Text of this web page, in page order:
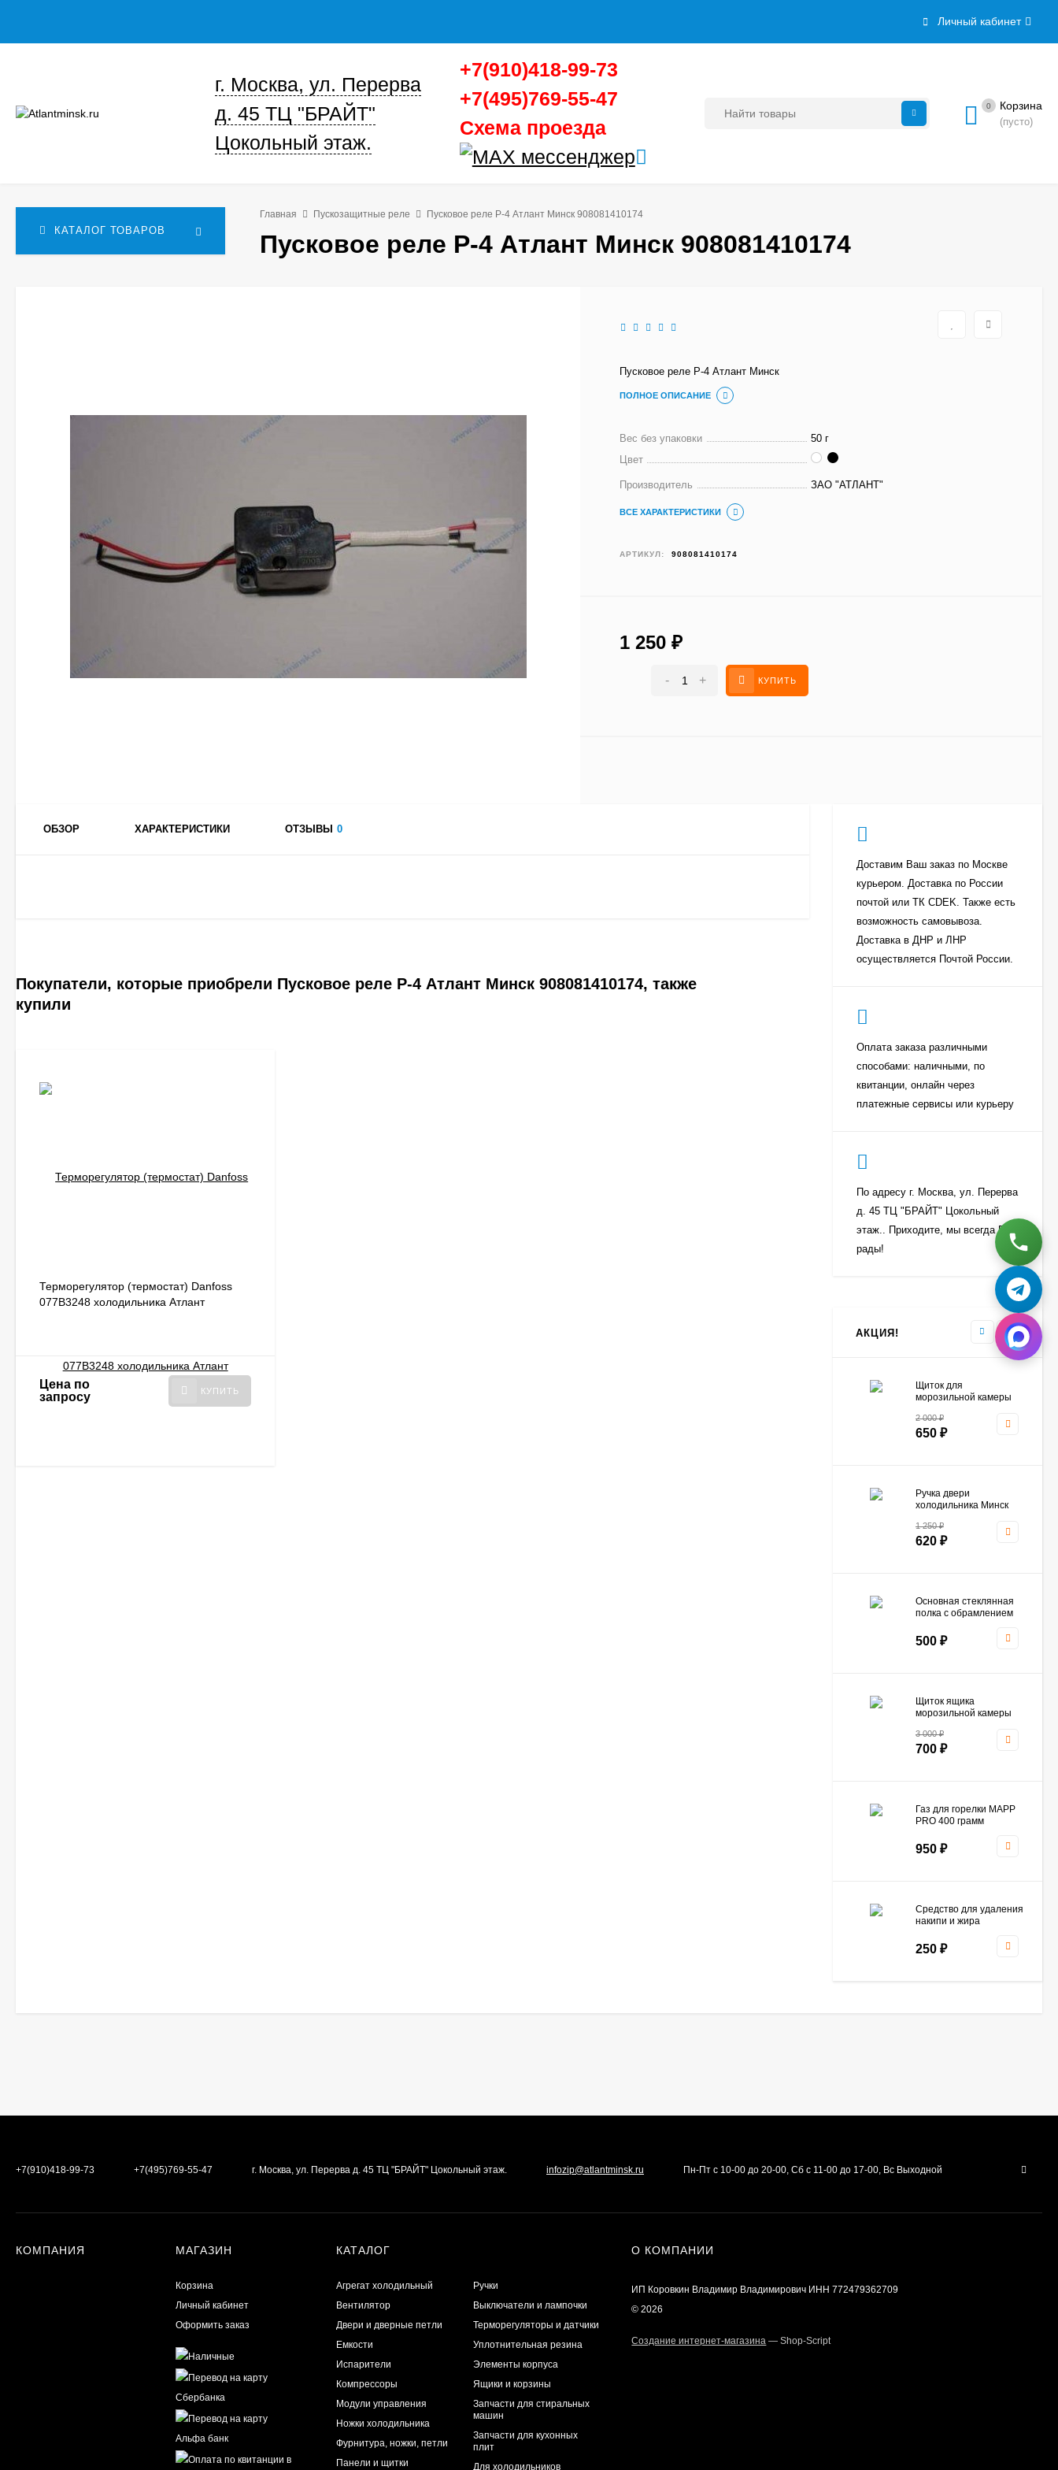
Личный кабинет
г. Москва, ул. Перерва
д. 45 ТЦ "БРАЙТ"
Цокольный этаж.
+7(910)418-99-73
+7(495)769-55-47
Схема проезда
0 Корзина
(пусто)
КАТАЛОГ ТОВАРОВ
Главная Пускозащитные реле Пусковое реле Р-4 Атлант Минск 908081410174
Пусковое реле Р-4 Атлант Минск 908081410174
Пусковое реле Р-4 Атлант Минск
ПОЛНОЕ ОПИСАНИЕ
Вес без упаковки
50 г
Цвет
Производитель ЗАО "АТЛАНТ"
ВСЕ ХАРАКТЕРИСТИКИ
АРТИКУЛ: 908081410174
1 250₽
- + КУПИТЬ
ОБЗОР ХАРАКТЕРИСТИКИ ОТЗЫВЫ 0
Покупатели, которые приобрели Пусковое реле Р-4 Атлант Минск 908081410174, также
купили
Терморегулятор (термостат) Danfoss
077B3248 холодильника Атлант
Цена по
запросу
КУПИТЬ
Доставим Ваш заказ по Москве
курьером. Доставка по России
почтой или ТК CDEK. Также есть
возможность самовывоза.
Доставка в ДНР и ЛНР
осуществляется Почтой России.
Оплата заказа различными
способами: наличными, по
квитанции, онлайн через
платежные сервисы или курьеру
По адресу г. Москва, ул. Перерва
д. 45 ТЦ "БРАЙТ" Цокольный
этаж.. Приходите, мы всегда Вам
рады!
АКЦИЯ!
Щиток для
морозильной камеры
(ОРИГИНАЛ)
2 000₽
650 ₽
Ручка двери
холодильника Минск
1 250₽
620 ₽
Основная стеклянная
полка с обрамлением
769748500600
500 ₽
Щиток ящика
морозильной камеры
3 000₽
700 ₽
Газ для горелки MAPP
PRO 400 грамм
950 ₽
Средство для удаления
накипи и жира
Protect - (1 пакетик)
250 ₽
+7(910)418-99-73 +7(495)769-55-47 г. Москва, ул. Перерва д. 45 ТЦ "БРАЙТ" Цокольный этаж. infozip@atlantminsk.ru Пн-Пт с 10-00 до 20-00, Сб с 11-00 до 17-00, Вс Выходной
КОМПАНИЯ МАГАЗИН
Корзина
Личный кабинет
Оформить заказ
КАТАЛОГ
Агрегат холодильный
Вентилятор
Двери и дверные петли
Емкости
Испарители
Компрессоры
Модули управления
Ножки холодильника
Фурнитура, ножки, петли
Панели и щитки
Ручки
Выключатели и лампочки
Терморегуляторы и датчики
Уплотнительная резина
Элементы корпуса
Ящики и корзины
Запчасти для стиральных
машин
Запчасти для кухонных
плит
Для холодильников
О КОМПАНИИ
ИП Коровкин Владимир Владимирович ИНН 772479362709
© 2026
Создание интернет-магазина — Shop-Script